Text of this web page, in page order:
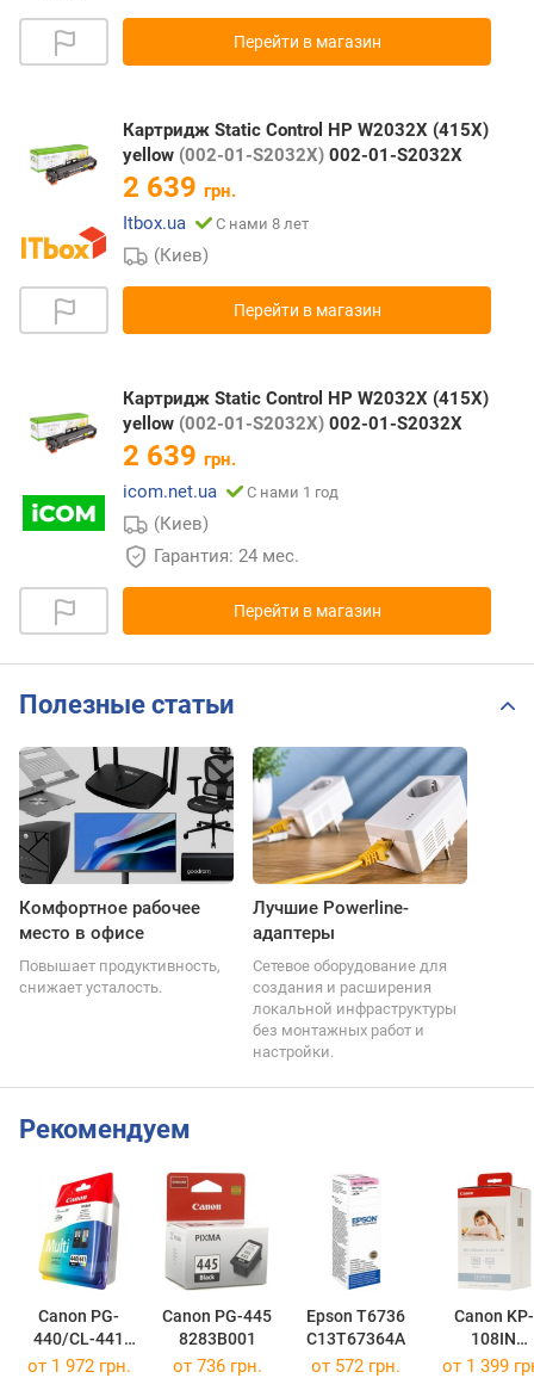
Перейти в магазин
Картридж Static Control HP W2032X (415X)
yellow (002-01-S2032X) 002-01-S2032X
2 639 грн.
Itbox.ua
С нами 8 лет
(Киев)
Перейти в магазин
Картридж Static Control HP W2032X (415X)
yellow (002-01-S2032X) 002-01-S2032X
2 639 грн.
icom.net.ua
С нами 1 год
(Киев)
Гарантия: 24 мес.
Перейти в магазин
Полезные статьи
Комфортное рабочее
место в офисе
Повышает продуктивность,
снижает усталость.
Лучшие Powerline-
адаптеры
Сетевое оборудование для
создания и расширения
локальной инфраструктуры
без монтажных работ и
настройки.
Рекомендуем
Canon PG-
440/CL-441
MULTI
Canon PG-445
8283B001
Epson T6736
C13T67364A
Canon KP-
108IN
3115B001
от 1 972 грн. от 736 грн. от 572 грн. от 1 399